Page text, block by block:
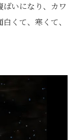
いになり、カワ
くて、寒くて、